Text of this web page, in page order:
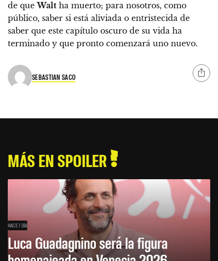
de queWalt ha muerto; para nosotros, como
público, saber si está aliviada o entristecida de
saber que este capítulo oscuro de su vida ha
terminado y que pronto comenzará uno nuevo.
SEBASTIAN SACO
MÁS EN SPOILER
HACE 1 DÍA
Luca Guadagnino será la figura